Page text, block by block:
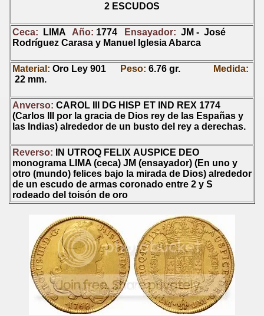
2 ESCUDOS
Ceca: LIMA Año: 1774 Ensayador: JM - José
Rodríguez Carasa y Manuel Iglesia Abarca
Material: Oro Ley 901 Peso: 6.76 gr.
Medida:
22 mm.
Anverso: CAROL III DG HISP ET IND REX 1774
(Carlos III por la gracia de Dios rey de las Españas y
las Indias) alrededor de un busto del rey a derechas.
Reverso: IN UTROQ FELIX AUSPICE DEO
monograma LIMA (ceca) JM (ensayador) (En uno y
otro (mundo) felices bajo la mirada de Dios) alrededor
de un escudo de armas coronado entre 2 y S
rodeado del toisón de oro